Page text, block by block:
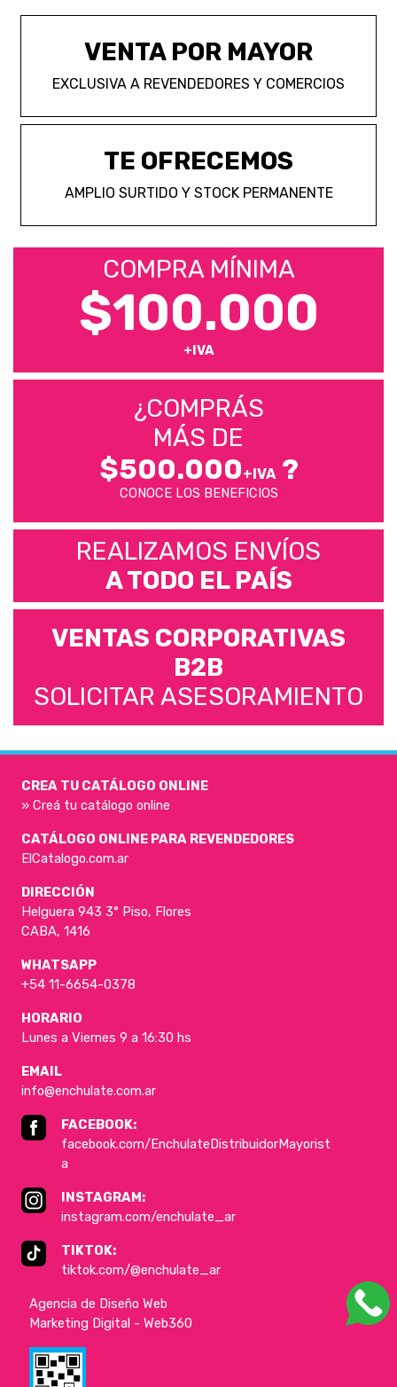
VENTA POR MAYOR
EXCLUSIVA A REVENDEDORES Y COMERCIOS
TE OFRECEMOS
AMPLIO SURTIDO Y STOCK PERMANENTE
COMPRA MÍNIMA
$100.000
+IVA
¿COMPRÁS
MÁS DE
$500.000+IVA?
CONOCE LOS BENEFICIOS
REALIZAMOS ENVÍOS
A TODO EL PAÍS
VENTAS CORPORATIVAS
B2B
SOLICITAR ASESORAMIENTO
CREA TU CATÁLOGO ONLINE
» Creá tu catálogo online
CATÁLOGO ONLINE PARA REVENDEDORES
ElCatalogo.com.ar
DIRECCIÓN
Helguera 943 3° Piso, Flores
CABA, 1416
WHATSAPP
+54 11-6654-0378
HORARIO
Lunes a Viernes 9 a 16:30 hs
EMAIL
info@enchulate.com.ar
FACEBOOK:
facebook.com/EnchulateDistribuidorMayorist
a
INSTAGRAM:
instagram.com/enchulate_ar
TIKTOK:
tiktok.com/@enchulate_ar
Agencia de Diseño Web
Marketing Digital - Web360